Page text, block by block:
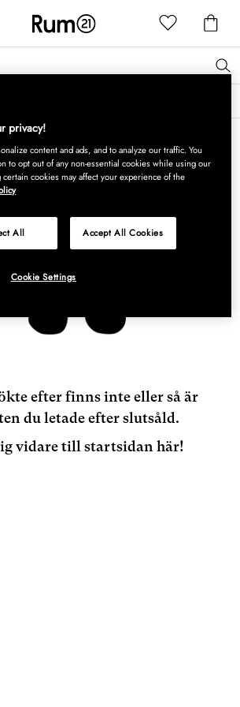
Stålmöbler* →
efter finns inte eller så är
du letade efter slutsåld.
vidare till startsidan här!
privacy!
content and ads, and to analyze our traffic. You
to opt out of any non-essential cookies while using our
cookies may affect your experience of the
All Accept All Cookies
Cookie Settings